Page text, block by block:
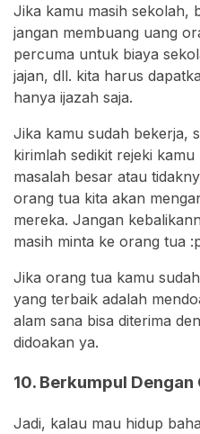
Jika kamu masih sekolah,
jangan membuang uang
percuma untuk biaya
jajan, dll. kita harus
hanya ijazah saja.
Jika kamu sudah bekerja,
kirimlah sedikit rejeki
masalah besar atau
orang tua kita akan
mereka. Jangan
masih minta ke orang tua
Jika orang tua kamu
yang terbaik adalah
alam sana bisa diterima
didoakan ya.
10. Berkumpul
Jadi, kalau mau hidup